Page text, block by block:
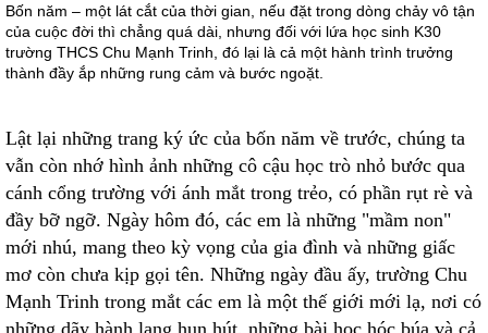
Bốn năm – một lát cắt của thời gian, nếu đặt trong dòng chảy vô tận
của cuộc đời thì chẳng quá dài, nhưng đối với lứa học sinh K30
trường THCS Chu Mạnh Trinh, đó lại là cả một hành trình trưởng
thành đầy ắp những rung cảm và bước ngoặt.
Lật lại những trang ký ức của bốn năm về trước, chúng ta
vẫn còn nhớ hình ảnh những cô cậu học trò nhỏ bước qua
cánh cổng trường với ánh mắt trong trẻo, có phần rụt rè và
đầy bỡ ngỡ. Ngày hôm đó, các em là những "mầm non"
mới nhú, mang theo kỳ vọng của gia đình và những giấc
mơ còn chưa kịp gọi tên. Những ngày đầu ấy, trường Chu
Mạnh Trinh trong mắt các em là một thế giới mới lạ, nơi có
những dãy hành lang hun hút, những bài học hóc búa và cả